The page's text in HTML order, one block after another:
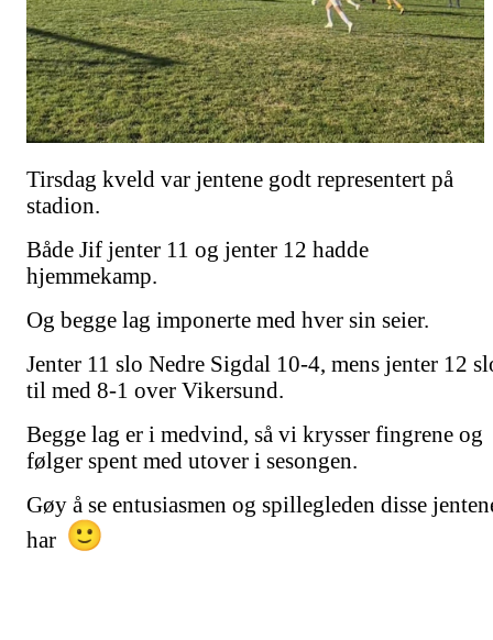
Tirsdag kveld var jentene godt representert på
stadion.
Både Jif jenter 11 og jenter 12 hadde
hjemmekamp.
Og begge lag imponerte med hver sin seier.
Jenter 11 slo Nedre Sigdal 10-4, mens jenter 12
til med 8-1 over Vikersund.
Begge lag er i medvind, så vi krysser fingrene og
følger spent med utover i sesongen.
Gøy å se entusiasmen og spillegleden disse
har